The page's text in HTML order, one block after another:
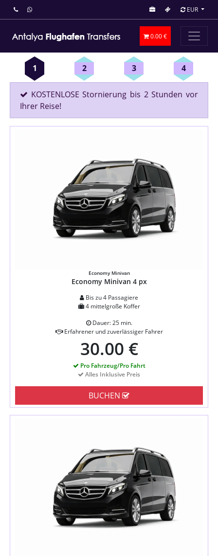
EUR
0.00 €
1 2 3 4
KOSTENLOSE Stornierung bis 2 Stunden vor
Ihrer Reise!
Economy Minivan
Economy Minivan 4 px
Bis zu 4 Passagiere
4 mittelgroße Koffer
Dauer: 25 min.
Erfahrener und zuverlässiger Fahrer
30.00 €
Pro Fahrzeug/Pro Fahrt
Alles Inklusive Preis
BUCHEN